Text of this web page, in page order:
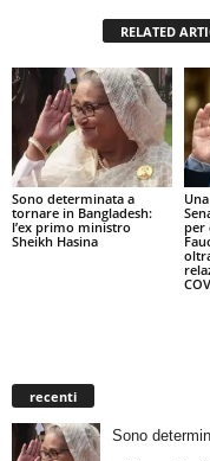
RELATED
Sono determinata a
tornare in Bangladesh:
l’ex primo ministro
Sheikh Hasina
per
recenti
Sono